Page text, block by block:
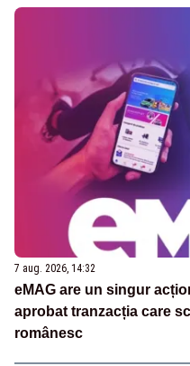
7 aug. 2026, 14:32
eMAG are un singur
aprobat tranzacția care
românesc